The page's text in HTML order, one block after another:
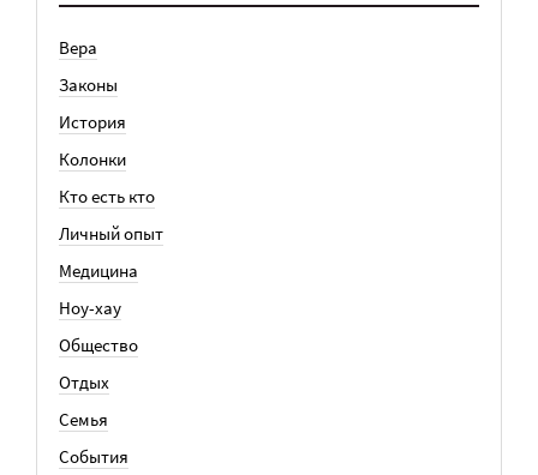
Вера
Законы
История
Колонки
Кто есть кто
Личный опыт
Медицина
Ноу-хау
Общество
Отдых
Семья
События